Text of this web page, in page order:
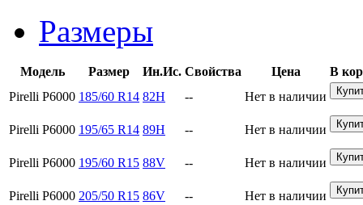
Размеры
Модель Размер Ин.Ис. Свойства Цена
В
Pirelli P6000 185/60 R14 82H -- Нет в наличии
Pirelli P6000 195/65 R14 89H -- Нет в наличии
Pirelli P6000 195/60 R15 88V -- Нет в наличии
Pirelli P6000 205/50 R15 86V -- Нет в наличии